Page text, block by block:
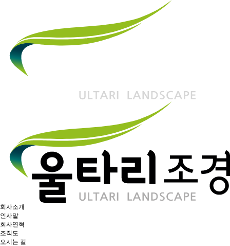
회사소개
인사말
회사연혁
조직도
오시는 길